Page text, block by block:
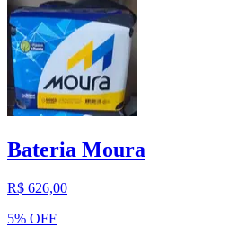
Bateria Moura
R$ 626,00
5% OFF